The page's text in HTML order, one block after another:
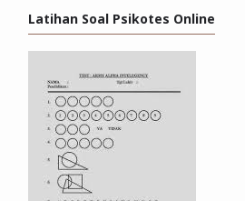
Latihan Soal Psikotes Online